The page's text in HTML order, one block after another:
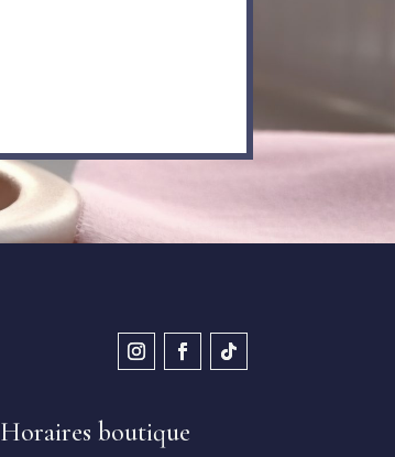
Horaires boutique